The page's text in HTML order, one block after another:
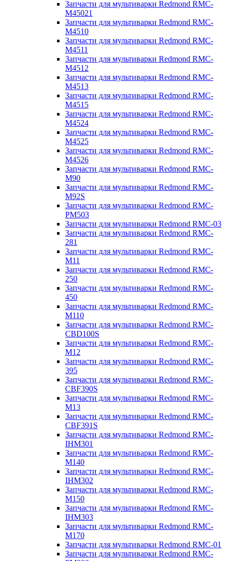
Запчасти для мультиварки Redmond RMC-
M45021
Запчасти для мультиварки Redmond RMC-
M4510
Запчасти для мультиварки Redmond RMC-
M4511
Запчасти для мультиварки Redmond RMC-
M4512
Запчасти для мультиварки Redmond RMC-
M4513
Запчасти для мультиварки Redmond RMC-
M4515
Запчасти для мультиварки Redmond RMC-
M4524
Запчасти для мультиварки Redmond RMC-
M4525
Запчасти для мультиварки Redmond RMC-
M4526
Запчасти для мультиварки Redmond RMC-
M90
Запчасти для мультиварки Redmond RMC-
M92S
Запчасти для мультиварки Redmond RMC-
PM503
Запчасти для мультиварки Redmond RMC-03
Запчасти для мультиварки Redmond RMC-
281
Запчасти для мультиварки Redmond RMC-
M11
Запчасти для мультиварки Redmond RMC-
250
Запчасти для мультиварки Redmond RMC-
450
Запчасти для мультиварки Redmond RMC-
M110
Запчасти для мультиварки Redmond RMC-
CBD100S
Запчасти для мультиварки Redmond RMC-
M12
Запчасти для мультиварки Redmond RMC-
395
Запчасти для мультиварки Redmond RMC-
CBF390S
Запчасти для мультиварки Redmond RMC-
M13
Запчасти для мультиварки Redmond RMC-
CBF391S
Запчасти для мультиварки Redmond RMC-
IHM301
Запчасти для мультиварки Redmond RMC-
M140
Запчасти для мультиварки Redmond RMC-
IHM302
Запчасти для мультиварки Redmond RMC-
M150
Запчасти для мультиварки Redmond RMC-
IHM303
Запчасти для мультиварки Redmond RMC-
M170
Запчасти для мультиварки Redmond RMC-01
Запчасти для мультиварки Redmond RMC-